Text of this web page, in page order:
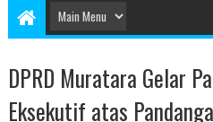
DPRD Muratara Gelar
Eksekutif atas